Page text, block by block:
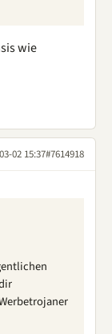
wie
02 15:37#7614918